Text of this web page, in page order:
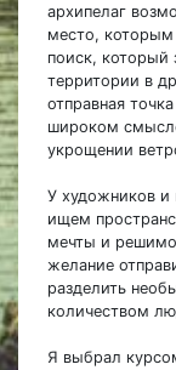
архипелаг
место,
поиск, который
территории в
отправная
широком
укрощении
У художников и
ищем
мечты и
желание
разделить
количеством
Я выбрал